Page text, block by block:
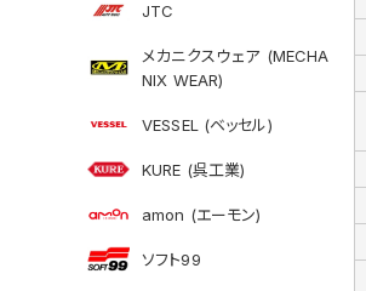
JTC
メカニクスウェア (MECHA
NIX WEAR)
VESSEL (ベッセル)
KURE (呉工業)
amon (エーモン)
ソフト99